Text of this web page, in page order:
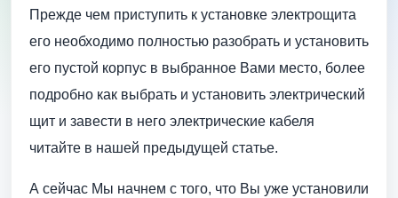
Прежде чем приступить к установке электрощита
его необходимо полностью разобрать и установить
его пустой корпус в выбранное Вами место, более
подробно как выбрать и установить электрический
щит и завести в него электрические кабеля
читайте в нашей предыдущей статье.
А сейчас Мы начнем с того, что Вы уже установили